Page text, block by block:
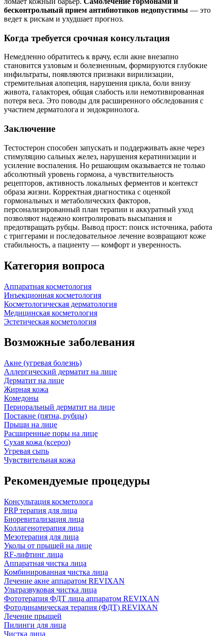
бесконтрольный прием антибиотиков недопустимы — это
ведет к рискам и ухудшает прогноз.
Когда требуется срочная консультация
Немедленно обратитесь к врачу, если акне внезапно
становится узловым и болезненным, формируются глубокие
инфильтраты, появляются признаки вирилизации,
стремительная алопеция, нарушения цикла, боли внизу
живота, галакторея, общая слабость или немотивированная
потеря веса. Это поводы для расширенного обследования с
участием дерматолога и эндокринолога.
Заключение
Тестостерон способен запускать и поддерживать акне через
стимуляцию сальных желез, нарушения кератинизации и
усиление воспаления. Но решающим оказывается не только
абсолютный уровень гормона, а чувствительность
рецепторов, активность локальных ферментов и контекст
образа жизни. Корректная диагностика с оценкой
гормональных и метаболических факторов,
персонализированный план терапии и аккуратный уход
позволяют надежно контролировать высыпания и
предотвращать рубцы. Вывод прост: поиск источника, работа
с триггерами и последовательное лечение возвращают коже
стабильность, а пациенту — комфорт и уверенность.
Категория вопроса
Аппаратная косметология
Инъекционная косметология
Косметологическая дерматология
Медицинская косметология
Эстетическая косметология
Возможные заболевания
Акне (угревая болезнь)
Аллергический дерматит на лице
Дерматит на лице
Жирная кожа
Комедоны
Периоральный дерматит на лице
Постакне (пятна, рубцы)
Прыщи на лице
Расширенные поры на лице
Сухая кожа (ксероз)
Угревая сыпь
Чувствительная кожа
Рекомендуемые процедуры
Консультация косметолога
PRP терапия для лица
Биоревитализация лица
Коллагенотерапия лица
Мезотерапия для лица
Уколы от прыщей на лице
RF-лифтинг лица
Аппаратная чистка лица
Комбинированная чистка лица
Лечение акне аппаратом REVIXAN
Ультразвуковая чистка лица
Фототерапия ФДТ лица аппаратом REVIXAN
Фотодинамическая терапия (ФДТ) REVIXAN
Лечение прыщей
Пилинги для лица
Чистка лица